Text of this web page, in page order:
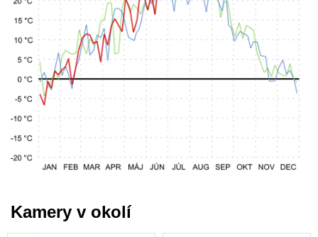
Kamery v okolí